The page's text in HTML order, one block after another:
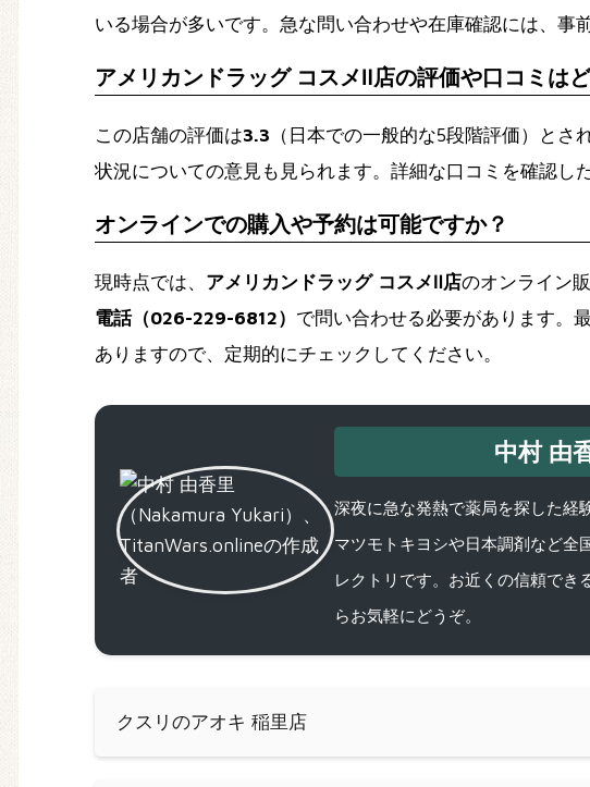
いる場合が多いです。急な問い合わせや在庫確認には、事
アメリカンドラッグ コスメⅡ店の評価や口コミは
この店舗の評価は3.3 （日本での一般的な5段階評価）と
状況についての意見も見られます。詳細な口コミを確認し
オンラインでの購入や予約は可能ですか？
現時点では、 アメリカンドラッグ コスメⅡ店のオンライン
電話（026-229-6812） で問い合わせる必要があります。
ありますので、定期的にチェックしてください。
中村 由
深夜に急な発熱で薬局を探した経
マツモトキヨシや日本調剤など全
レクトリです。お近くの信頼でき
らお気軽にどうぞ。
クスリのアオキ 稲里店